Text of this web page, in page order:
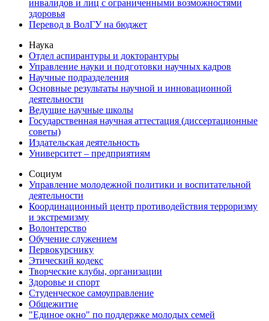
инвалидов и лиц с ограниченными возможностями
здоровья
Перевод в ВолГУ на бюджет
Наука
Отдел аспирантуры и докторантуры
Управление науки и подготовки научных кадров
Научные подразделения
Основные результаты научной и инновационной
деятельности
Ведущие научные школы
Государственная научная аттестация (диссертационные
советы)
Издательская деятельность
Университет – предприятиям
Социум
Управление молодежной политики и воспитательной
деятельности
Координационный центр противодействия терроризму
и экстремизму
Волонтерство
Обучение служением
Первокурснику
Этический кодекс
Творческие клубы, организации
Здоровье и спорт
Студенческое самоуправление
Общежитие
"Единое окно" по поддержке молодых семей